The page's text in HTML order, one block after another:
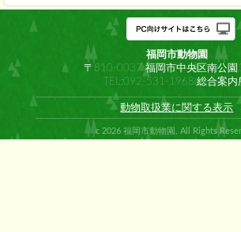
福岡市動物園
〒810-0037 福岡市中央区南公園
TEL:092-531-1968(総合案内
動物取扱業に関する表示
c 2026 福岡市動物園, All Rights